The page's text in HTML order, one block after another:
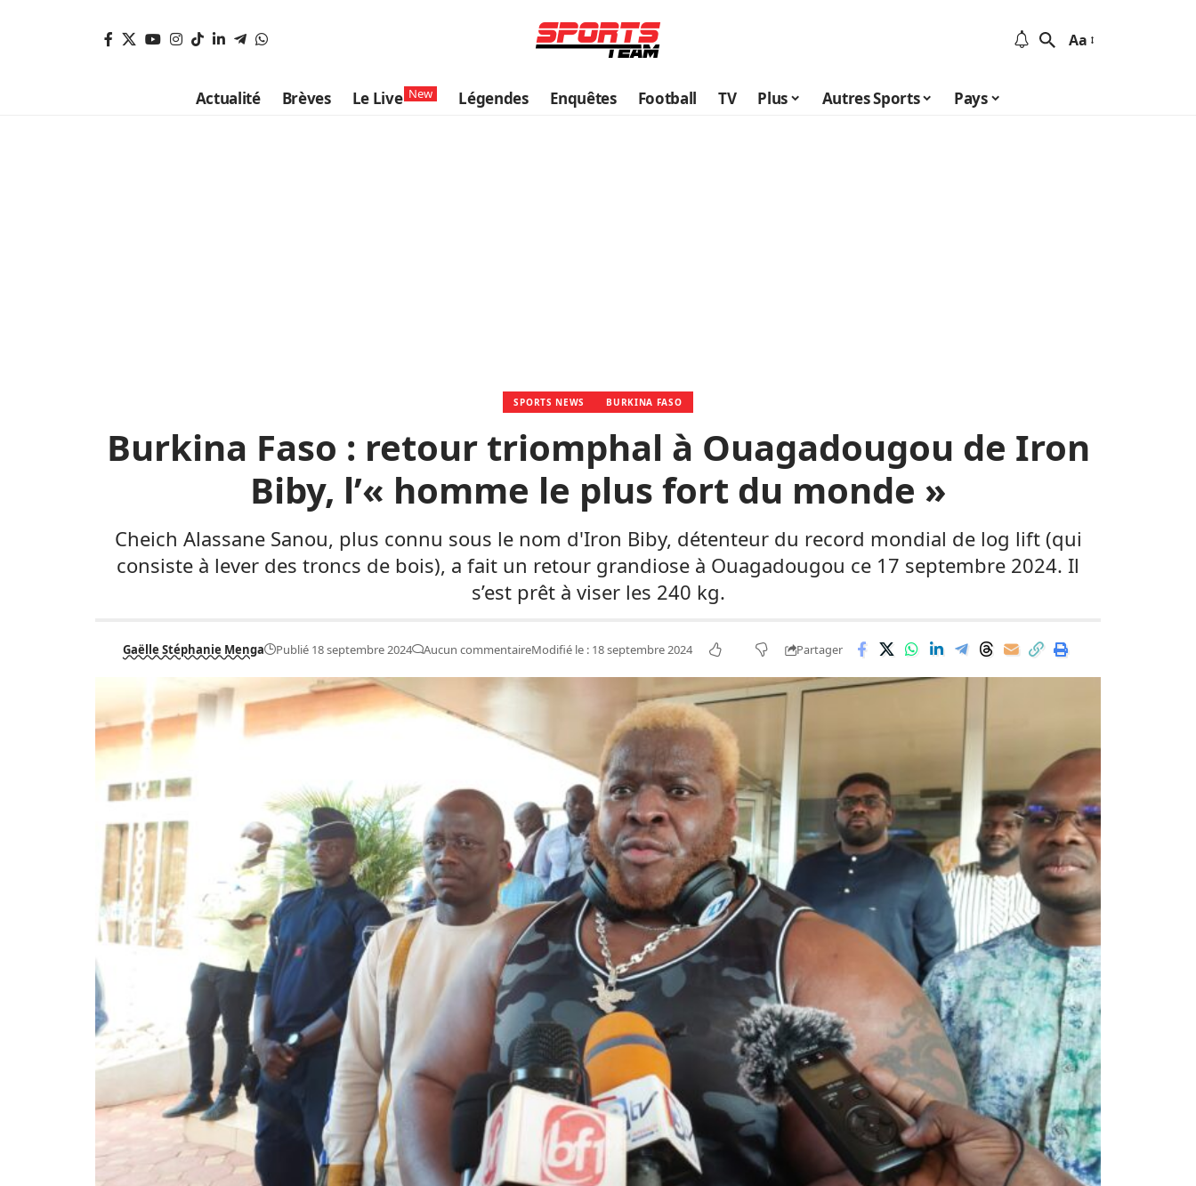
Aa
Actualité Brèves Le Live New Légendes Enquêtes Football TV Plus Autres Sports Pays
SPORTS NEWS BURKINA FASO
Burkina Faso : retour triomphal à Ouagadougou de Iron
Biby, l’« homme le plus fort du monde »
Cheich Alassane Sanou, plus connu sous le nom d'Iron Biby, détenteur du record mondial de log lift (qui
consiste à lever des troncs de bois), a fait un retour grandiose à Ouagadougou ce 17 septembre 2024. Il
s’est prêt à viser les 240 kg.
Gaëlle Stéphanie Menga Publié 18 septembre 2024 Aucun commentaireModifié le : 18 septembre 2024 Partager